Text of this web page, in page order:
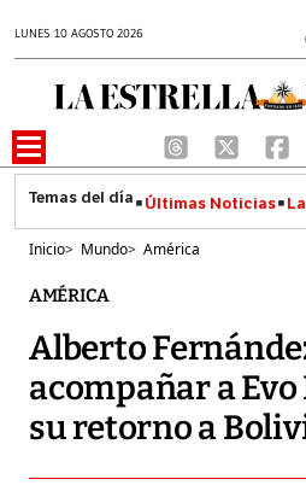
LUNES 10 AGOSTO 2026
Últimas Noticias
Inicio> Mundo> América
AMÉRICA
Alberto
acompañar a
su retorno a